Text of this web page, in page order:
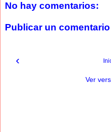
No hay comentarios:
Publicar un comentario
‹
Ver